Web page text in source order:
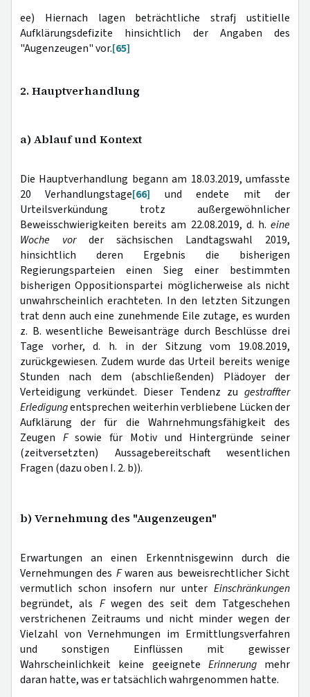
ee) Hiernach lagen beträchtliche strafj ustitielle
Aufklärungsdefizite hinsichtlich der Angaben des
"Augenzeugen" vor.[65]
2. Hauptverhandlung
a) Ablauf und Kontext
Die Hauptverhandlung begann am 18.03.2019, umfasste
20 Verhandlungstage[66] und endete mit der
Urteilsverkündung trotz außergewöhnlicher
Beweisschwierigkeiten bereits am 22.08.2019, d. h. eine
Woche vorder sächsischen Landtagswahl 2019,
hinsichtlich deren Ergebnis die bisherigen
Regierungsparteien einen Sieg einer bestimmten
bisherigen Oppositionspartei möglicherweise als nicht
unwahrscheinlich erachteten. In den letzten Sitzungen
trat denn auch eine zunehmende Eile zutage, es wurden
z. B. wesentliche Beweisanträge durch Beschlüsse drei
Tage vorher, d. h. in der Sitzung vom 19.08.2019,
zurückgewiesen. Zudem wurde das Urteil bereits wenige
Stunden nach dem (abschließenden) Plädoyer der
Verteidigung verkündet. Dieser Tendenz zu gestraffter
Erledigungentsprechen weiterhin verbliebene Lücken der
Aufklärung der für die Wahrnehmungsfähigkeit des
Zeugen Fsowie für Motiv und Hintergründe seiner
(zeitversetzten) Aussagebereitschaft wesentlichen
Fragen (dazu oben I. 2. b)).
b) Vernehmung des "Augenzeugen"
Erwartungen an einen Erkenntnisgewinn durch die
Vernehmungen des Fwaren aus beweisrechtlicher Sicht
vermutlich schon insofern nur unter Einschränkungen
begründet, als Fwegen des seit dem Tatgeschehen
verstrichenen Zeitraums und nicht minder wegen der
Vielzahl von Vernehmungen im Ermittlungsverfahren
und sonstigen Einflüssen mit gewisser
Wahrscheinlichkeit keine geeignete Erinnerungmehr
daran hatte, was er tatsächlich wahrgenommen hatte.